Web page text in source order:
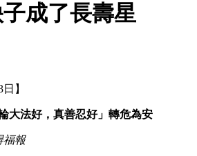
子成了長壽星
】
大法好，真善忍好」轉危為安
福報